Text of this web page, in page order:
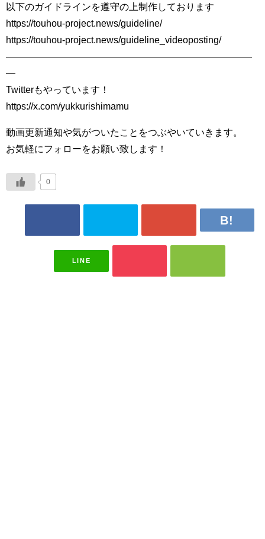
以下のガイドラインを遵守の上制作しております
https://touhou-project.news/guideline/
https://touhou-project.news/guideline_videoposting/
――――――――――――――――――――――――――
―
Twitterもやっています！
https://x.com/yukkurishimamu
動画更新通知や気がついたことをつぶやいていきます。
お気軽にフォローをお願い致します！
0
LINE